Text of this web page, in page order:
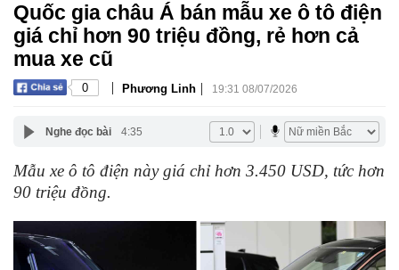
Quốc gia châu Á bán mẫu xe ô tô điện
giá chỉ hơn 90 triệu đồng, rẻ hơn cả
mua xe cũ
0 | Phương Linh | 19:31 08/07/2026
Nghe đọc bài 4:35
Mẫu xe ô tô điện này giá chỉ hơn 3.450 USD, tức hơn
90 triệu đồng.